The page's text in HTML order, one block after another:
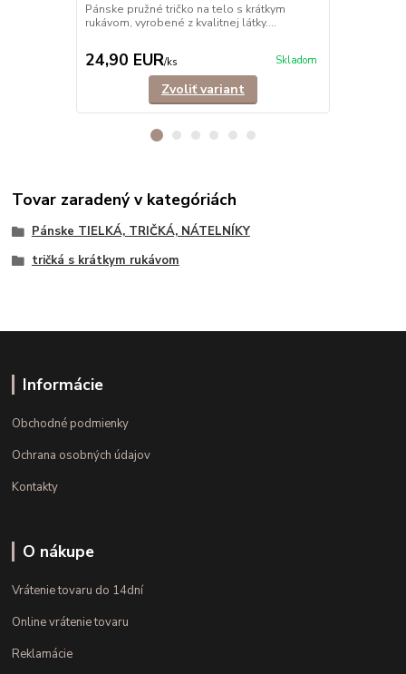
Pánske pružné tričko na telo s krátkym
rukávom, vyrobené z kvalitnej látky....
24,90 EUR/ks Skladom
Zvoliť variant
Tovar zaradený v kategóriách
Pánske TIELKÁ, TRIČKÁ, NÁTELNÍKY
tričká s krátkym rukávom
Informácie
Obchodné podmienky
Ochrana osobných údajov
Kontakty
O nákupe
Vrátenie tovaru do 14dní
Online vrátenie tovaru
Reklamácie